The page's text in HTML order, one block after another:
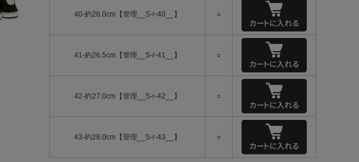
40-約26.0cm【管理__S-r-40__】 ○
41-約26.5cm【管理__S-r-41__】 ○
42-約27.0cm【管理__S-r-42__】 ○
43-約28.0cm【管理__S-r-43__】 ○